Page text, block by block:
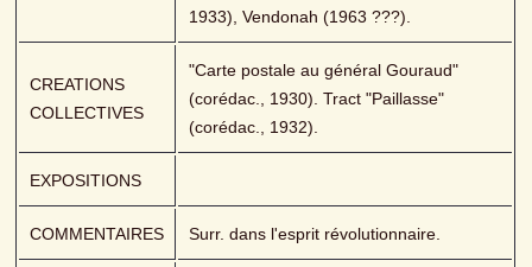
1933), Vendonah (1963 ???).
CREATIONS
COLLECTIVES
"Carte postale au général Gouraud"
(corédac., 1930). Tract "Paillasse"
(corédac., 1932).
EXPOSITIONS
COMMENTAIRES Surr. dans l'esprit révolutionnaire.